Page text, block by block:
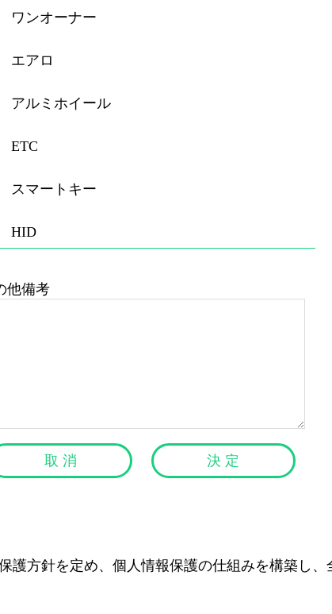
ワンオーナー
エアロ
アルミホイール
ETC
スマートキー
HID
他備考
取 消 決 定
方針を定め、個人情報保護の仕組みを構築し